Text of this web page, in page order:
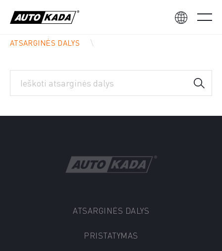
ATSARGINĖS DALYS
ATSARGINĖS DALYS
PRISTATYMAS